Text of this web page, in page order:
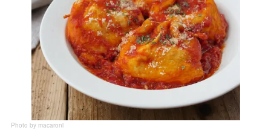
Photo by macaroni